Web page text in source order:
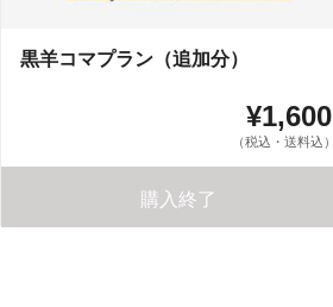
黒羊コマプラン（追加分）
¥1,600
（税込・送料込）
購入終了